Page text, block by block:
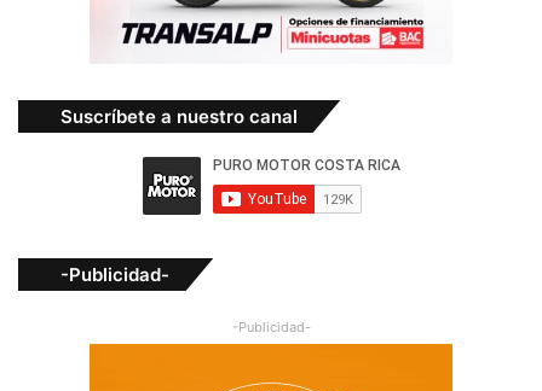
Suscríbete a nuestro canal
-Publicidad-
-Publicidad-